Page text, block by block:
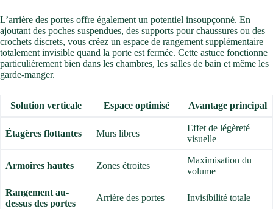
L’arrière des portes offre également un potentiel insoupçonné. En
ajoutant des poches suspendues, des supports pour chaussures ou des
crochets discrets, vous créez un espace de rangement supplémentaire
totalement invisible quand la porte est fermée. Cette astuce fonctionne
particulièrement bien dans les chambres, les salles de bain et même les
garde-manger.
Solution verticale Espace optimisé Avantage principal
Étagères flottantes Murs libres
Effet de légèreté
visuelle
Armoires hautes Zones étroites
Maximisation du
volume
Rangement au-
dessus des portes
Arrière des portes Invisibilité totale